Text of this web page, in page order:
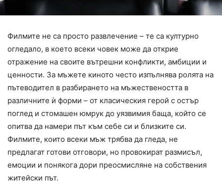
Филмите не са просто развлечение – те са културно
огледало, в което всеки човек може да открие
отражение на своите вътрешни конфликти, амбиции и
ценности. За мъжете киното често изпълнява ролята на
пътеводител в разбирането на мъжествеността в
различните ѝ форми – от класическия герой с остър
поглед и стомашен юмрук до уязвимия баща, който се
опитва да намери път към себе си и близките си.
Филмите, които всеки мъж трябва да гледа, не
предлагат готови отговори, но провокират размисъл,
емоции и понякога дори преосмисляне на собствения
житейски път.